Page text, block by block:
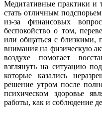
Медитативные практики и
стать отличным
из-за финансовых
беспокойство о том,
или общаться с близкими,
внимания на физическую
воздухе помогает
взглянуть на ситуацию
которые казались
решение утром после
психическом здоровье
работы, как и соблюдение